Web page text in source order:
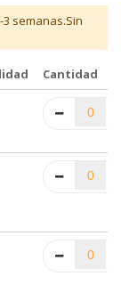
semanas.Sin
Cantidad